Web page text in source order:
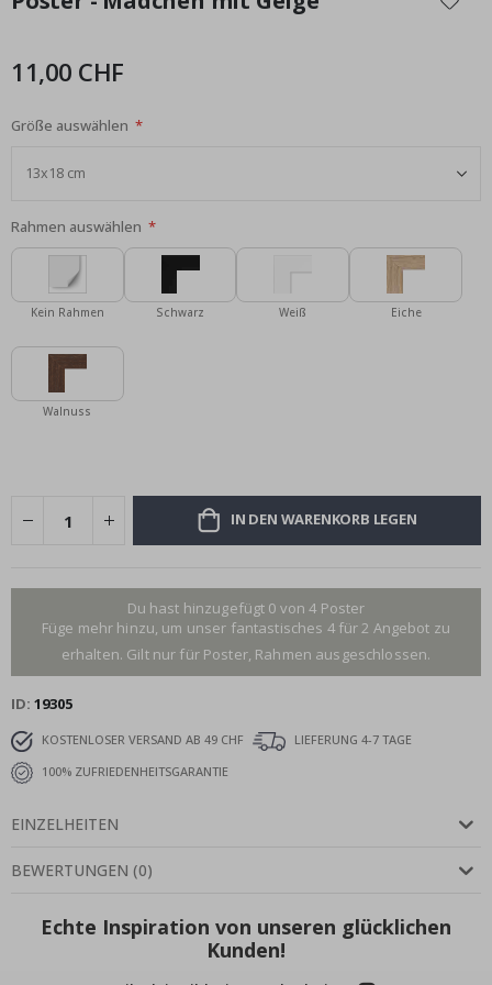
der
11,00 CHF
Größe auswählen
Rahmen auswählen
Kein Rahmen Schwarz Weiß Eiche
Walnuss
IN DEN WARENKORB LEGEN
Du hast hinzugefügt 0 von 4 Poster
Füge mehr hinzu, um unser fantastisches 4 für 2 Angebot zu
erhalten. Gilt nur für Poster, Rahmen ausgeschlossen.
ID 19305
KOSTENLOSER VERSAND AB 49 CHF
LIEFERUNG 4-7 TAGE
100% ZUFRIEDENHEITSGARANTIE
EINZELHEITEN
BEWERTUNGEN (0)
Echte Inspiration von unseren glücklichen
Kunden!